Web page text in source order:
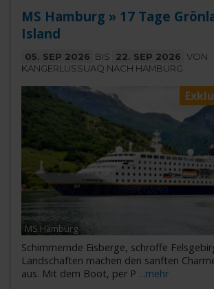
MS Hamburg » 17 Tage
Island
05. SEP 2026 BIS 22. SEP 2026 VON
KANGERLUSSUAQ NACH HAMBURG
MS Hamburg
Schimmernde Eisberge, schroffe
Landschaften machen den sanften
aus. Mit dem Boot, per P ...mehr